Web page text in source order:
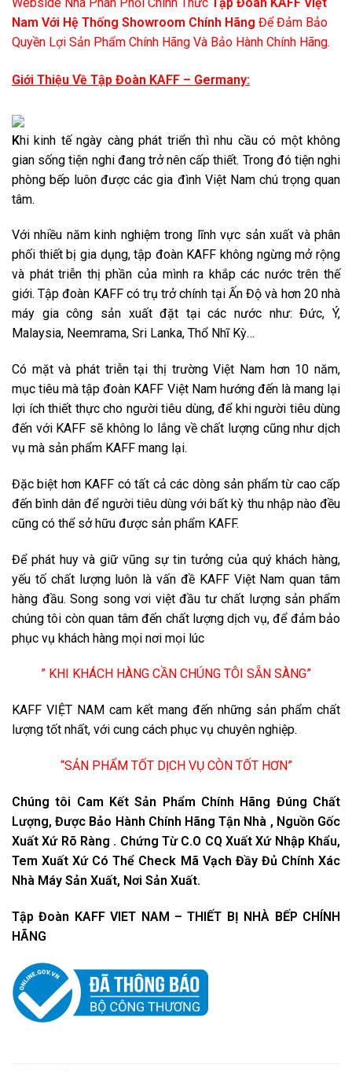
Webside Nhà Phân Phối Chính Thức
Tập Đoàn KAFF Việt
Nam Với Hệ Thống Showroom Chính Hãng Để Đảm Bảo
Quyền Lợi Sản Phẩm Chính Hãng Và Bảo Hành Chính Hãng.
Giới Thiệu Về Tập Đoàn KAFF – Germany:
Khi kinh tế ngày càng phát triển thì nhu cầu có một không
gian sống tiện nghi đang trở nên cấp thiết. Trong đó tiện nghi
phòng bếp luôn được các gia đình Việt Nam chú trọng quan
tâm.
Với nhiều năm kinh nghiệm trong lĩnh vực sản xuất và phân
phối thiết bị gia dụng, tập đoàn KAFF không ngừng mở rộng
và phát triễn thị phần của mình ra khắp các nước trên thế
giới. Tập đoàn KAFF có trụ trở chính tại Ấn Độ và hơn 20 nhà
máy gia công sản xuất đặt tại các nước như: Đức, Ý,
Malaysia, Neemrama, Sri Lanka, Thổ Nhĩ Kỳ…
Có mặt và phát triễn tại thị trường Việt Nam hơn 10 năm,
mục tiêu mà tập đoàn KAFF Việt Nam hướng đến là mang lại
lợi ích thiết thực cho người tiêu dùng, để khi người tiêu dùng
đến với KAFF sẽ không lo lắng về chất lượng cũng như dịch
vụ mà sản phẩm KAFF mang lại.
Đặc biệt hơn KAFF có tất cả các dòng sản phẩm từ cao cấp
đến bình dân để người tiêu dùng với bất kỳ thu nhập nào đều
cũng có thể sở hữu được sản phẩm KAFF.
Để phát huy và giữ vũng sự tin tưởng của quý khách hàng,
yếu tố chất lượng luôn là vấn đề KAFF Việt Nam quan tâm
hàng đầu. Song song vơi việt đầu tư chất lượng sản phẩm
chúng tôi còn quan tâm đến chất lượng dịch vụ, để đảm bảo
phục vụ khách hàng mọi nơi mọi lúc
” KHI KHÁCH HÀNG CẦN CHÚNG TÔI SẴN SÀNG”
KAFF VIỆT NAM cam kết mang đến những sản phẩm chất
lượng tốt nhất, với cung cách phục vụ chuyên nghiệp.
“SẢN PHẨM TỐT DỊCH VỤ CÒN TỐT HƠN”
Chúng tôi Cam Kết Sản Phẩm Chính Hãng Đúng Chất
Lượng, Được Bảo Hành Chính Hãng Tận Nhà , Nguồn Gốc
Xuất Xứ Rõ Ràng . Chứng Từ C.O CQ Xuất Xứ Nhập Khẩu,
Tem Xuất Xứ Có Thể Check Mã Vạch Đầy Đủ Chính Xác
Nhà Máy Sản Xuất, Nơi Sản Xuất.
Tập Đoàn KAFF VIET NAM – THIẾT BỊ NHÀ BẾP CHÍNH
HÃNG